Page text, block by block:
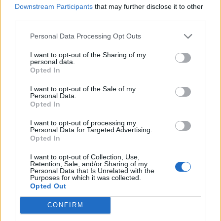
Downstream Participants that may further disclose it to other
Personal Data Processing Opt Outs
I want to opt-out of the Sharing of my
personal data.
Opted In
I want to opt-out of the Sale of my
Personal Data.
Opted In
I want to opt-out of processing my
Personal Data for Targeted Advertising.
Opted In
I want to opt-out of Collection, Use,
Retention, Sale, and/or Sharing of my
Personal Data that Is Unrelated with the
Purposes for which it was collected.
Opted Out
CONFIRM
Luigi Lucchese Cassino Calcio
Francesco Manoni
VISUALIZZA TUTTO